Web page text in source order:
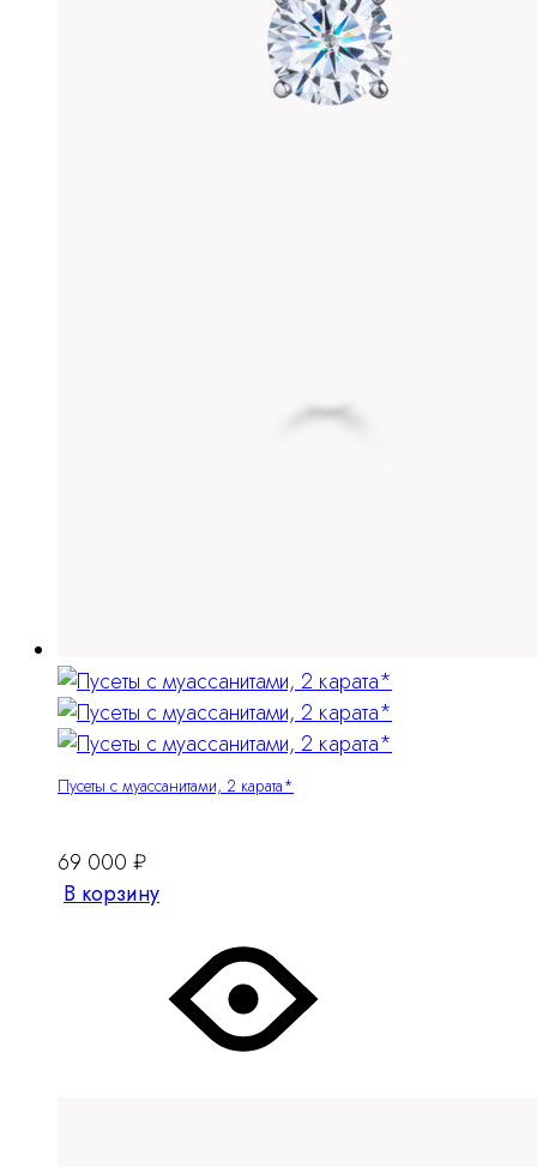
Пусеты с муассанитами, 2 карата*
69 000 ₽
В корзину